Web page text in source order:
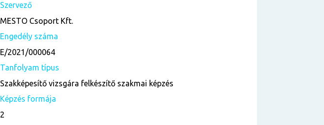
Szervező
MESTO Csoport Kft.
Engedély száma
E/2021/000064
Tanfolyam típus
Szakképesítő vizsgára felkészítő szakmai képzés
Képzés formája
2